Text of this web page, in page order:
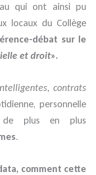
qui ont ainsi pu
locaux du Collège
débat sur le
et droit».
contrats
personnelle
de plus en plus
.
comment cette